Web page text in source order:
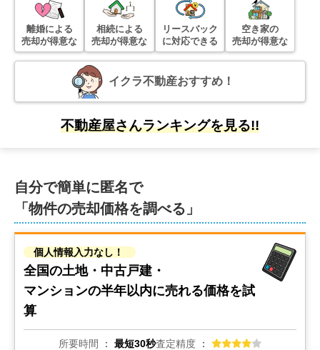
エメラルドマンション中山南壱番館
階数:4階 専有面積:75㎡
2,500万円
3,000万円 2025年9月
ヴィラージュ吉島西
階数:2階 専有面積:69㎡
1,900 万円 2025年9月
離婚による
売却が得意な
相続による
売却が得意な
リースバック
に対応できる
空き家の
売却が得意な
イクラ不動産おすすめ！
不動産屋さんランキングを見る!!
自分で簡単に匿名で
「物件の売却価格を調べる」
個人情報入力なし！
全国の土地・中古戸建・
マンションの半年以内に売れる価格を試
算
所要時間 最短30秒査定精度